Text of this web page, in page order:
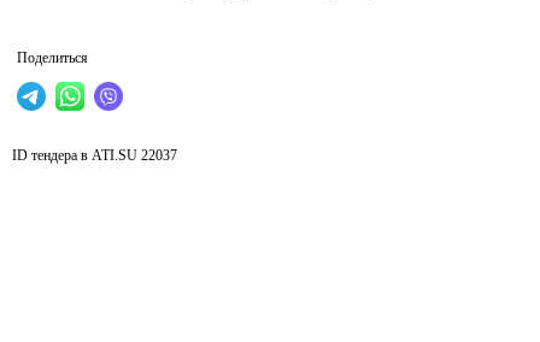
Поделиться
ID тендера в ATI.SU 22037